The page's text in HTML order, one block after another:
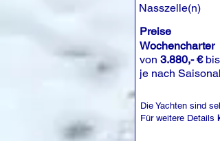
Nasszelle(n)
Preise
Wochencharter
von 3.880,- €bis
je nach
Die Yachten sind
Für weitere Details